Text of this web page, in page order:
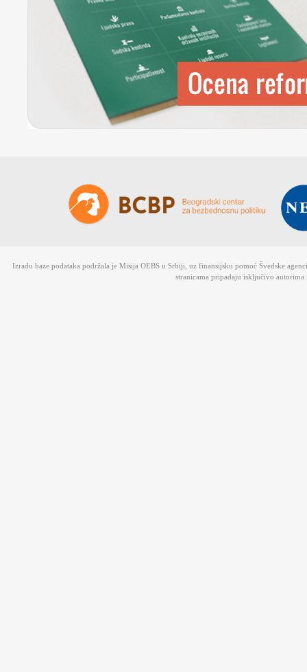
Izradu baze podataka podržala je Misija OEBS u Srbiji, uz finansijsku pomoć Švedske
stranicama pripadaju isključivo